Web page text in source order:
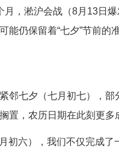
月，淞沪会战（8月13日
能仍保留着“七夕”节前
邻七夕（七月初七），
置，农历日期在此刻更多
初六），我们不仅完成